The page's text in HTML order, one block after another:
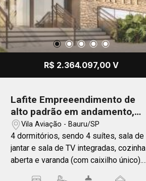
R$ 2.364.097,00 V
Lafite Empreeendimento de
alto padrão em andamento,
com previsão de entrega no
final 2026
Vila Aviação - Bauru/SP
4 dormitórios, sendo 4 suítes, sala de
jantar e sala de TV integradas, cozinha
aberta e varanda (com caixilho único).